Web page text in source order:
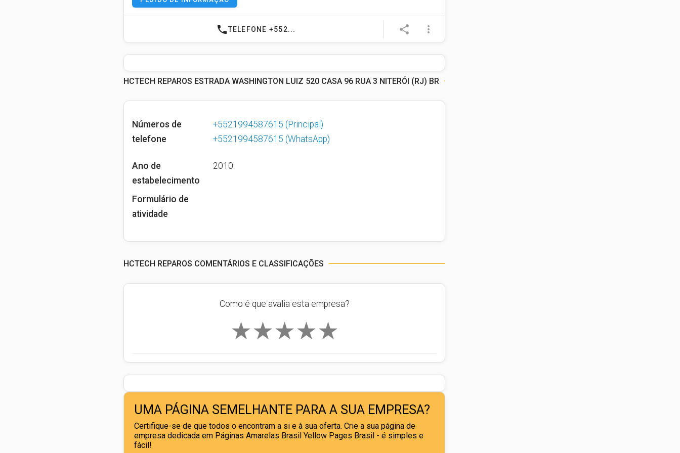
phoneTELEFONE +552... share more_vert
HCTECH REPAROS ESTRADA WASHINGTON LUIZ 520 CASA 96 RUA 3 NITERÓI (RJ) BR
Números de
telefone
+5521994587615 (Principal)
+5521994587615 (WhatsApp)
Ano de
estabelecimento
2010
Formulário de
atividade
HCTECH REPAROS COMENTÁRIOS E CLASSIFICAÇÕES
Como é que avalia esta empresa?
★
★
★
★
★
UMA PÁGINA SEMELHANTE PARA A SUA EMPRESA?
Certifique-se de que todos o encontram a si e à sua oferta. Crie a sua página de
empresa dedicada em Páginas Amarelas Brasil Yellow Pages Brasil - é simples e
fácil!